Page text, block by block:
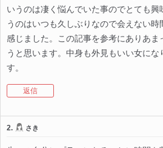
いうのは凄く悩んでいた事のでとても
うのはいつも久しぶりなので会えない時
感じました。この記事を参考にありあ
うと思います。中身も外見もいい女に
す。
返信
2. さき